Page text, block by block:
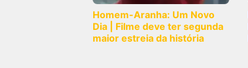
Homem-Aranha: Um Novo
Dia | Filme deve ter segunda
maior estreia da história